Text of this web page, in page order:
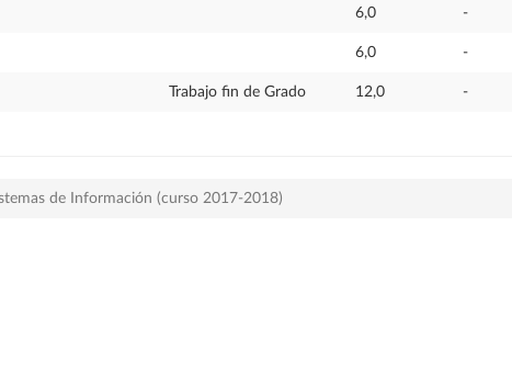
6,0 -
6,0 -
Trabajo fin de Grado 12,0 -
de Información (curso 2017-2018)